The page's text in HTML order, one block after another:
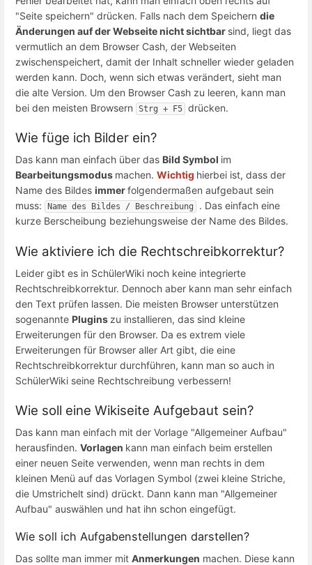
"Seite speichern" drücken. Falls nach dem Speichern die
Änderungen auf der Webseite nicht sichtbar sind, liegt das
vermutlich an dem Browser Cash, der Webseiten
zwischenspeichert, damit der Inhalt schneller wieder geladen
werden kann. Doch, wenn sich etwas verändert, sieht man
die alte Version. Um den Browser Cash zu leeren, kann man
bei den meisten Browsern
Strg + F5 drücken.
Wie füge ich Bilder ein?
Das kann man einfach über das Bild Symbol im
Bearbeitungsmodus machen. Wichtig hierbei ist, dass der
Name des Bildes immerfolgendermaßen aufgebaut sein
muss:
Name des Bildes / Beschreibung
. Das einfach eine
kurze Berscheibung beziehungsweise der Name des Bildes.
Wie aktiviere ich die Rechtschreibkorrektur?
Leider gibt es in SchülerWiki noch keine integrierte
Rechtschreibkorrektur. Dennoch aber kann man sehr einfach
den Text prüfen lassen. Die meisten Browser unterstützen
sogenannte Plugins zu installieren, das sind kleine
Erweiterungen für den Browser. Da es extrem viele
Erweiterungen für Browser aller Art gibt, die eine
Rechtschreibkorrektur durchführen, kann man so auch in
SchülerWiki seine Rechtschreibung verbessern!
Wie soll eine Wikiseite Aufgebaut sein?
Das kann man einfach mit der Vorlage "Allgemeiner Aufbau"
herausfinden. Vorlagen kann man einfach beim erstellen
einer neuen Seite verwenden, wenn man rechts in dem
kleinen Menü auf das Vorlagen Symbol (zwei kleine Striche,
die Umstrichelt sind) drückt. Dann kann man "Allgemeiner
Aufbau" auswählen und hat ihn schon eingefügt.
Wie soll ich Aufgabenstellungen darstellen?
Das sollte man immer mit Anmerkungen machen. Diese kann